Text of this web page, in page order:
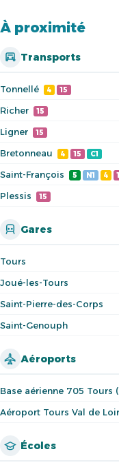
À proximité
Transports
Tonnellé 4 15
Richer 15
Ligner 15
Bretonneau 4 15 C1
Saint-François 5 N1 4
Plessis 15
Gares
Tours
Joué-les-Tours
Saint-Pierre-des-Corps
Saint-Genouph
Aéroports
Base aérienne 705 Tours
Aéroport Tours Val de
Écoles